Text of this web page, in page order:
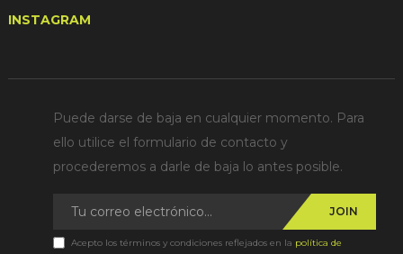
INSTAGRAM
Puede darse de baja en cualquier momento. Para
ello utilice el formulario de contacto y
procederemos a darle de baja lo antes posible.
JOIN
Acepto los términos y condiciones reflejados en la política de